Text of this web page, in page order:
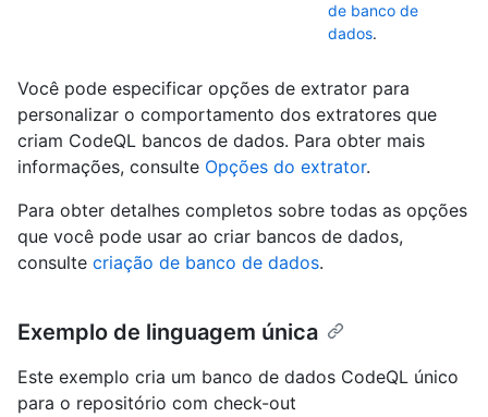
de banco de
dados.
Você pode especificar opções de extrator para
personalizar o comportamento dos extratores que
criam CodeQL bancos de dados. Para obter mais
informações, consulte Opções do extrator.
Para obter detalhes completos sobre todas as opções
que você pode usar ao criar bancos de dados,
consulte criação de banco de dados.
Exemplo de linguagem única
Este exemplo cria um banco de dados CodeQL único
para o repositório com check-out